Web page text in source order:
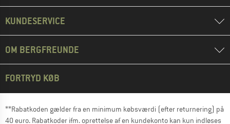
KUNDESERVICE
OM BERGFREUNDE
FORTRYD KØB
**Rabatkoden gælder fra en minimum købsværdi (efter returnering) på
40 euro. Rabatkoder ifm. oprettelse af en kundekonto kan kun indløses